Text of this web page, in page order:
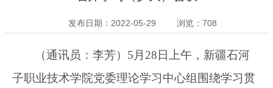
发布日期：2022-05-29 浏览： 708
（通讯员：李芳） 5 月 28 日上午，新疆石河
子职业技术学院党委理论学习中心组围绕学习贯